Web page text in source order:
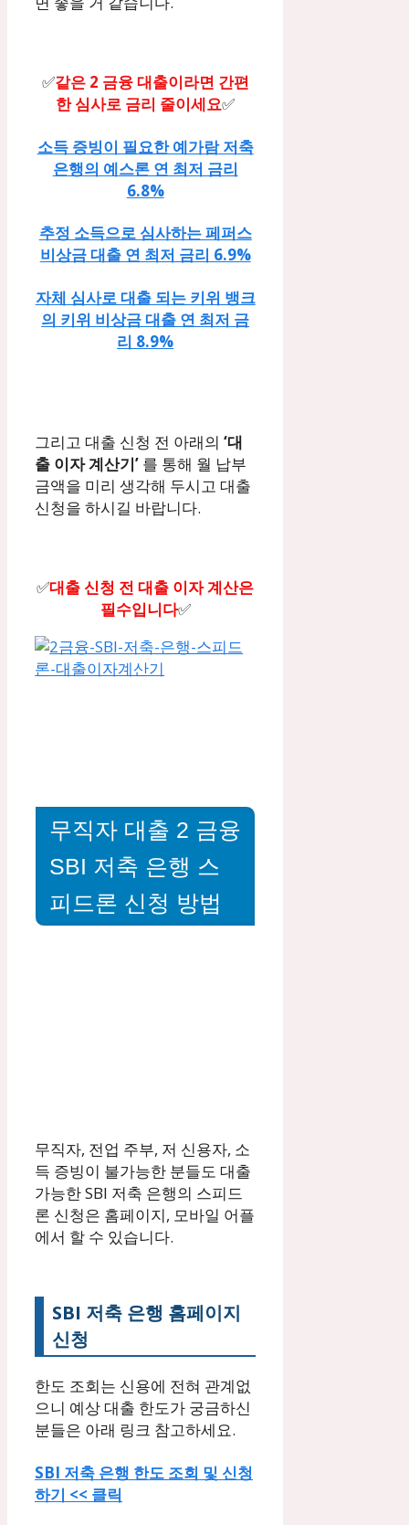
✅같은 2 금융 대출이라면 간편
한 심사로 금리 줄이세요✅
소득 증빙이 필요한 예가람 저축
은행의 예스론 연 최저 금리
6.8%
추정 소득으로 심사하는 페퍼스
비상금 대출 연 최저 금리 6.9%
자체 심사로 대출 되는 키위 뱅크
의 키위 비상금 대출 연 최저 금
리 8.9%
그리고 대출 신청 전 아래의 ‘대
출 이자 계산기’ 를 통해 월 납부
금액을 미리 생각해 두시고 대출
신청을 하시길 바랍니다.
✅대출 신청 전 대출 이자 계산은
필수입니다✅
무직자 대출 2 금융
SBI 저축 은행 스
피드론 신청 방법
무직자, 전업 주부, 저 신용자, 소
득 증빙이 불가능한 분들도 대출
가능한 SBI 저축 은행의 스피드
론 신청은 홈페이지, 모바일 어플
에서 할 수 있습니다.
SBI 저축 은행 홈페이지
신청
한도 조회는 신용에 전혀 관계없
으니 예상 대출 한도가 궁금하신
분들은 아래 링크 참고하세요.
SBI 저축 은행 한도 조회 및 신청
하기 << 클릭